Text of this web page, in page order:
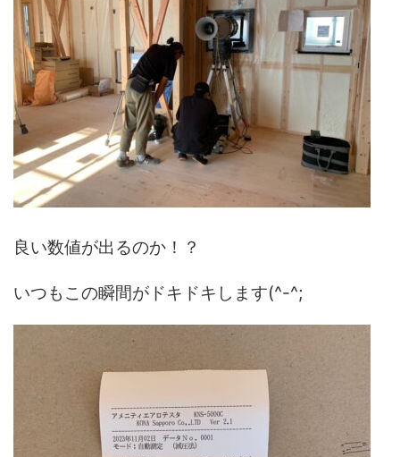
良い数値が出るのか！？
いつもこの瞬間がドキドキします(^-^;